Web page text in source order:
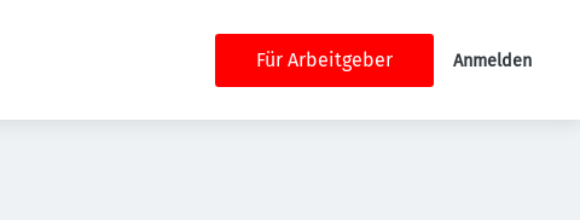
Für Arbeitgeber Anmelden